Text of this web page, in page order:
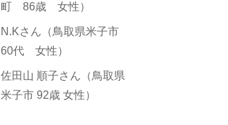
町 86歳 女性）
N.Kさん（鳥取県米子市
60代 女性）
佐田山 順子さん（鳥取県
米子市 92歳 女性）